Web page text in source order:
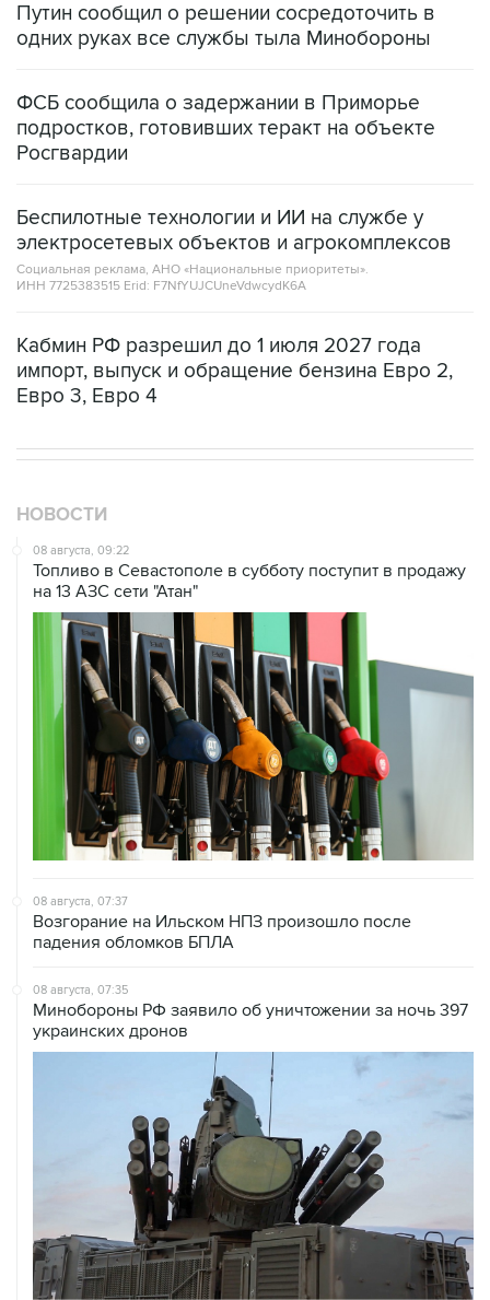
Путин сообщил о решении сосредоточить в
одних руках все службы тыла Минобороны
ФСБ сообщила о задержании в Приморье
подростков, готовивших теракт на объекте
Росгвардии
Беспилотные технологии и ИИ на службе у
электросетевых объектов и агрокомплексов
Социальная реклама, АНО «Национальные приоритеты».
ИНН 7725383515 Erid: F7NfYUJCUneVdwcydK6A
Кабмин РФ разрешил до 1 июля 2027 года
импорт, выпуск и обращение бензина Евро 2,
Евро 3, Евро 4
НОВОСТИ
08 августа, 09:22
Топливо в Севастополе в субботу поступит в продажу
на 13 АЗС сети "Атан"
08 августа, 07:37
Возгорание на Ильском НПЗ произошло после
падения обломков БПЛА
08 августа, 07:35
Минобороны РФ заявило об уничтожении за ночь 397
украинских дронов